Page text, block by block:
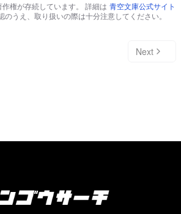
権が存続しています。 詳細は 青空文庫公式サイト
のうえ、取り扱いの際は十分注意してください。
Next